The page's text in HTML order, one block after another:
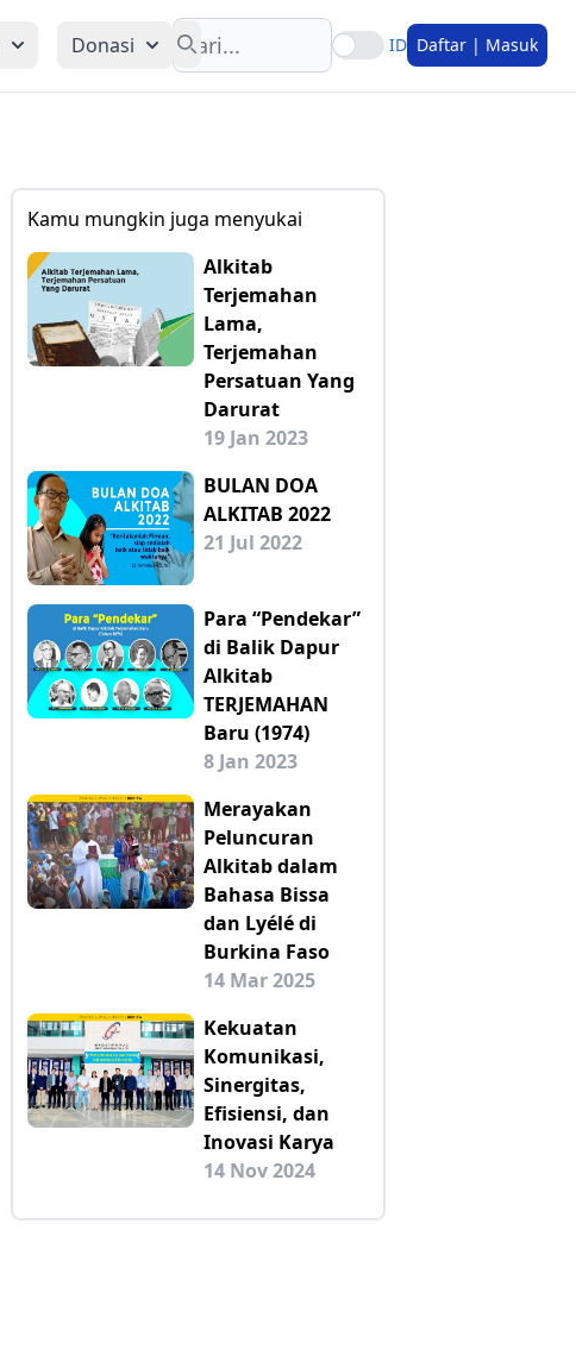
Donasi
Search
ID Daftar | Masuk
Kamu mungkin juga menyukai
Alkitab
Terjemahan
Lama,
Terjemahan
Persatuan Yang
Darurat
19 Jan 2023
BULAN DOA
ALKITAB 2022
21 Jul 2022
Para “Pendekar”
di Balik Dapur
Alkitab
TERJEMAHAN
Baru (1974)
8 Jan 2023
Merayakan
Peluncuran
Alkitab dalam
Bahasa Bissa
dan Lyélé di
Burkina Faso
14 Mar 2025
Kekuatan
Komunikasi,
Sinergitas,
Efisiensi, dan
Inovasi Karya
14 Nov 2024